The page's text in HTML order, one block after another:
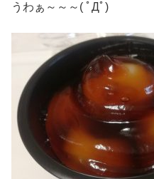
うわぁ～～～( ﾟДﾟ)